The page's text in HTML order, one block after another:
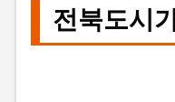
전북도시